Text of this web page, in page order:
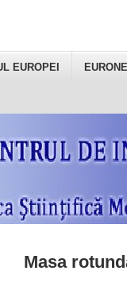
EUROPEI
Masa